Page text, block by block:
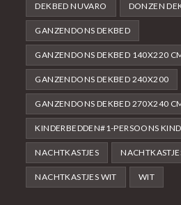
DEKBED NUVARO DONZEN
GANZENDONS DEKBED
GANZENDONS DEKBED 140X220
GANZENDONS DEKBED 240X200
GANZENDONS DEKBED 270X240
KINDERBEDDEN#1-PERSOONS
NACHTKASTJES
NACHTKASTJES WIT WIT